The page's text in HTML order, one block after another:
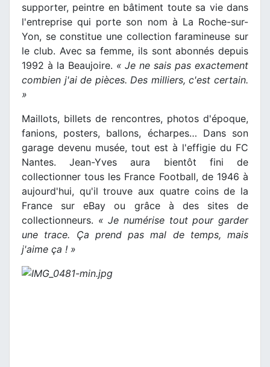
supporter, peintre en bâtiment toute sa vie dans
l'entreprise qui porte son nom à La Roche-sur-
Yon, se constitue une collection faramineuse sur
le club. Avec sa femme, ils sont abonnés depuis
1992 à la Beaujoire. « Je ne sais pas exactement
combien j'ai de pièces. Des milliers, c'est certain.
»
Maillots, billets de rencontres, photos d'époque,
fanions, posters, ballons, écharpes… Dans son
garage devenu musée, tout est à l'effigie du FC
Nantes. Jean-Yves aura bientôt fini de
collectionner tous les France Football, de 1946 à
aujourd'hui, qu'il trouve aux quatre coins de la
France sur eBay ou grâce à des sites de
collectionneurs. « Je numérise tout pour garder
une trace. Ça prend pas mal de temps, mais
j'aime ça ! »